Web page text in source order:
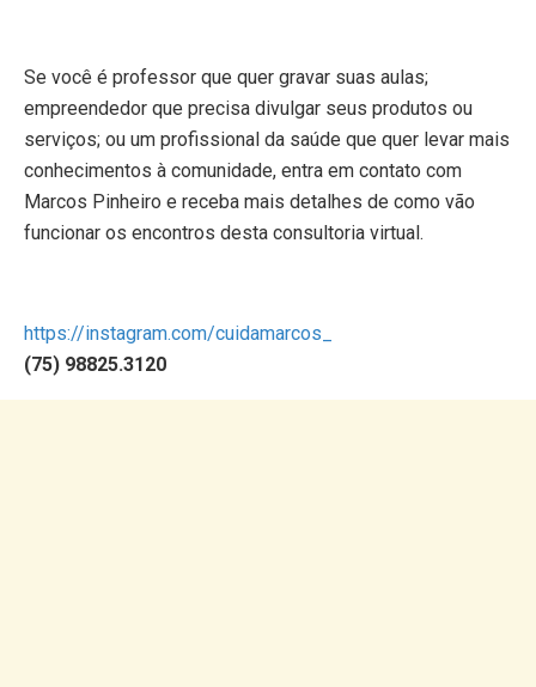
Se você é professor que quer gravar suas aulas;
empreendedor que precisa divulgar seus produtos ou
serviços; ou um profissional da saúde que quer levar mais
conhecimentos à comunidade, entra em contato com
Marcos Pinheiro e receba mais detalhes de como vão
funcionar os encontros desta consultoria virtual.
https://instagram.com/cuidamarcos_
(75) 98825.3120